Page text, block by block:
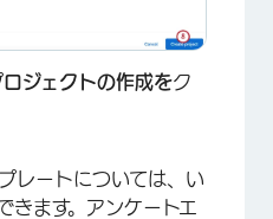
×
ロジェクトの作成をク
レートについては、い
きます。アンケートエ